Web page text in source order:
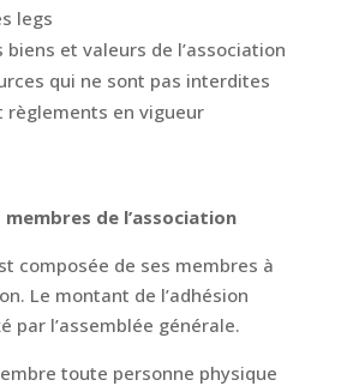
legs
biens et valeurs de l’association
qui ne sont pas interdites
règlements en vigueur
membres de l’association
composée de ses membres à
Le montant de l’adhésion
par l’assemblée générale.
toute personne physique